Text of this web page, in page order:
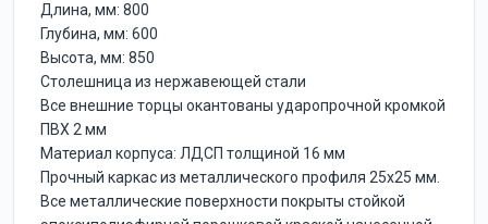
Длина, мм: 800
Глубина, мм: 600
Высота, мм: 850
Столешница из нержавеющей стали
Все внешние торцы окантованы ударопрочной кромкой
ПВХ 2 мм
Материал корпуса: ЛДСП толщиной 16 мм
Прочный каркас из металлического профиля 25х25 мм.
Все металлические поверхности покрыты стойкой